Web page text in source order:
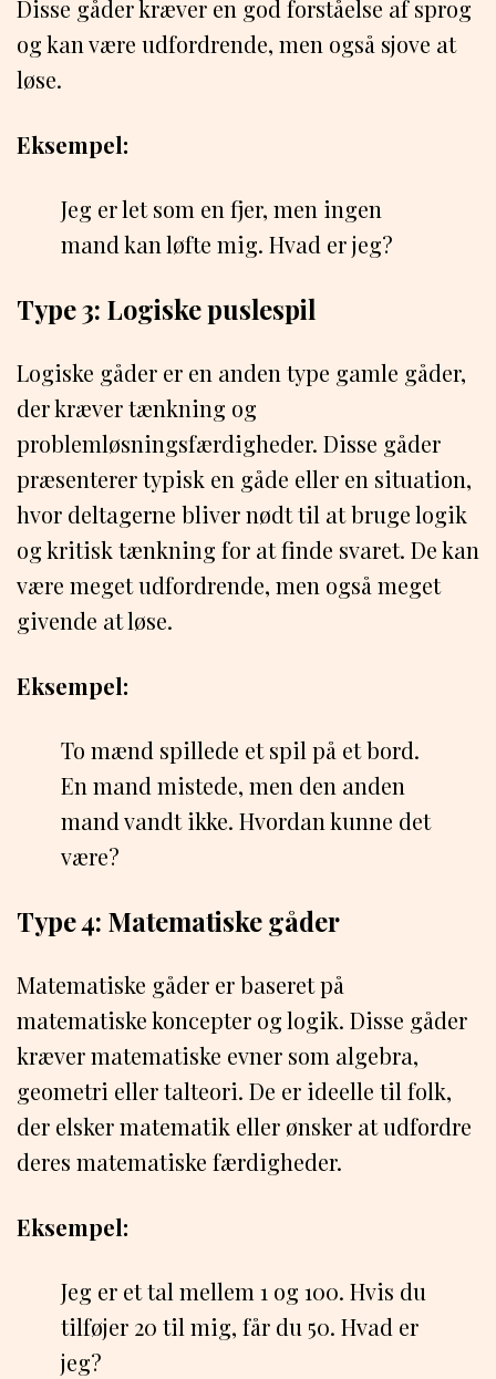
Disse gåder kræver en god forståelse af sprog
og kan være udfordrende, men også sjove at
løse.
Eksempel:
Jeg er let som en fjer, men ingen
mand kan løfte mig. Hvad er jeg?
Type 3: Logiske puslespil
Logiske gåder er en anden type gamle gåder,
der kræver tænkning og
problemløsningsfærdigheder. Disse gåder
præsenterer typisk en gåde eller en situation,
hvor deltagerne bliver nødt til at bruge logik
og kritisk tænkning for at finde svaret. De kan
være meget udfordrende, men også meget
givende at løse.
Eksempel:
To mænd spillede et spil på et bord.
En mand mistede, men den anden
mand vandt ikke. Hvordan kunne det
være?
Type 4: Matematiske gåder
Matematiske gåder er baseret på
matematiske koncepter og logik. Disse gåder
kræver matematiske evner som algebra,
geometri eller talteori. De er ideelle til folk,
der elsker matematik eller ønsker at udfordre
deres matematiske færdigheder.
Eksempel:
Jeg er et tal mellem 1 og 100. Hvis du
tilføjer 20 til mig, får du 50. Hvad er
jeg?